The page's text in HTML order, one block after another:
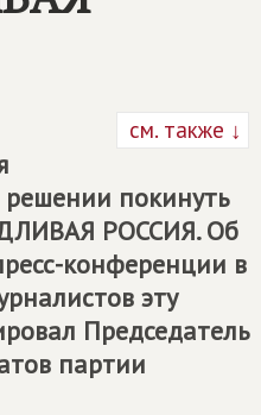
см. также ↓
покинуть
РОССИЯ. Об
конференции в
эту
Председатель
партии